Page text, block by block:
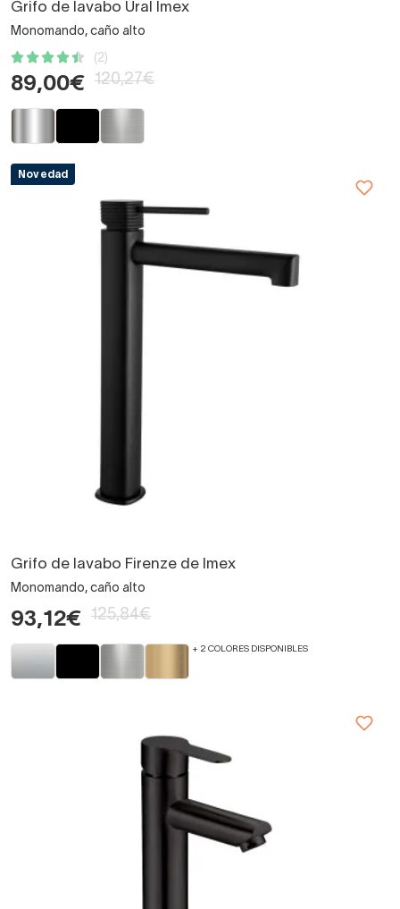
Grifo de lavabo Ural Imex
Monomando, caño alto
(2)
89,00€ 120,27€
Novedad
Grifo de lavabo Firenze de Imex
Monomando, caño alto
93,12€ 125,84€
+ 2 COLORES DISPONIBLES